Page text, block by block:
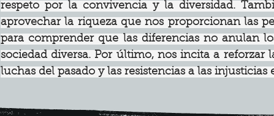
respeto por la convivencia y la diversidad.
aprovechar la riqueza que nos proporcionan las
para comprender que las diferencias no anulan
sociedad diversa. Por último, nos incita a
luchas del pasado y las resistencias a las injusticias